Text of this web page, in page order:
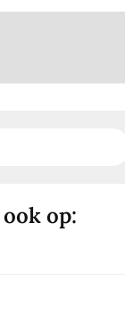
op: